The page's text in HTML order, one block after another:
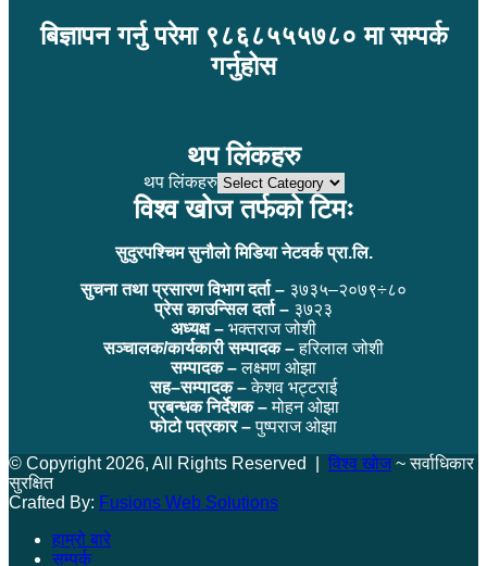
बिज्ञापन गर्नु परेमा ९८६८५५५७८० मा सम्पर्क
गर्नुहोस
थप लिंकहरु
थप लिंकहरु
विश्व खोज तर्फको टिमः
सुदुरपश्चिम सुनौलो मिडिया नेटवर्क प्रा.लि.
सुचना तथा प्रसारण विभाग दर्ता – ३७३५–२०७९÷८०
प्रेस काउन्सिल दर्ता – ३७२३
अध्यक्ष – भक्तराज जोशी
सञ्चालक/कार्यकारी सम्पादक –हरिलाल जोशी
सम्पादक –लक्ष्मण ओझा
सह–सम्पादक –केशव भट्टराई
प्रबन्धक निर्देशक –मोहन ओझा
फोटो पत्रकार –पुष्पराज ओझा
© Copyright 2026, All Rights Reserved | विश्व खोज~ सर्वाधिकार
सुरक्षित
Crafted By: Fusions Web Solutions
हाम्रो बारे
सम्पर्क